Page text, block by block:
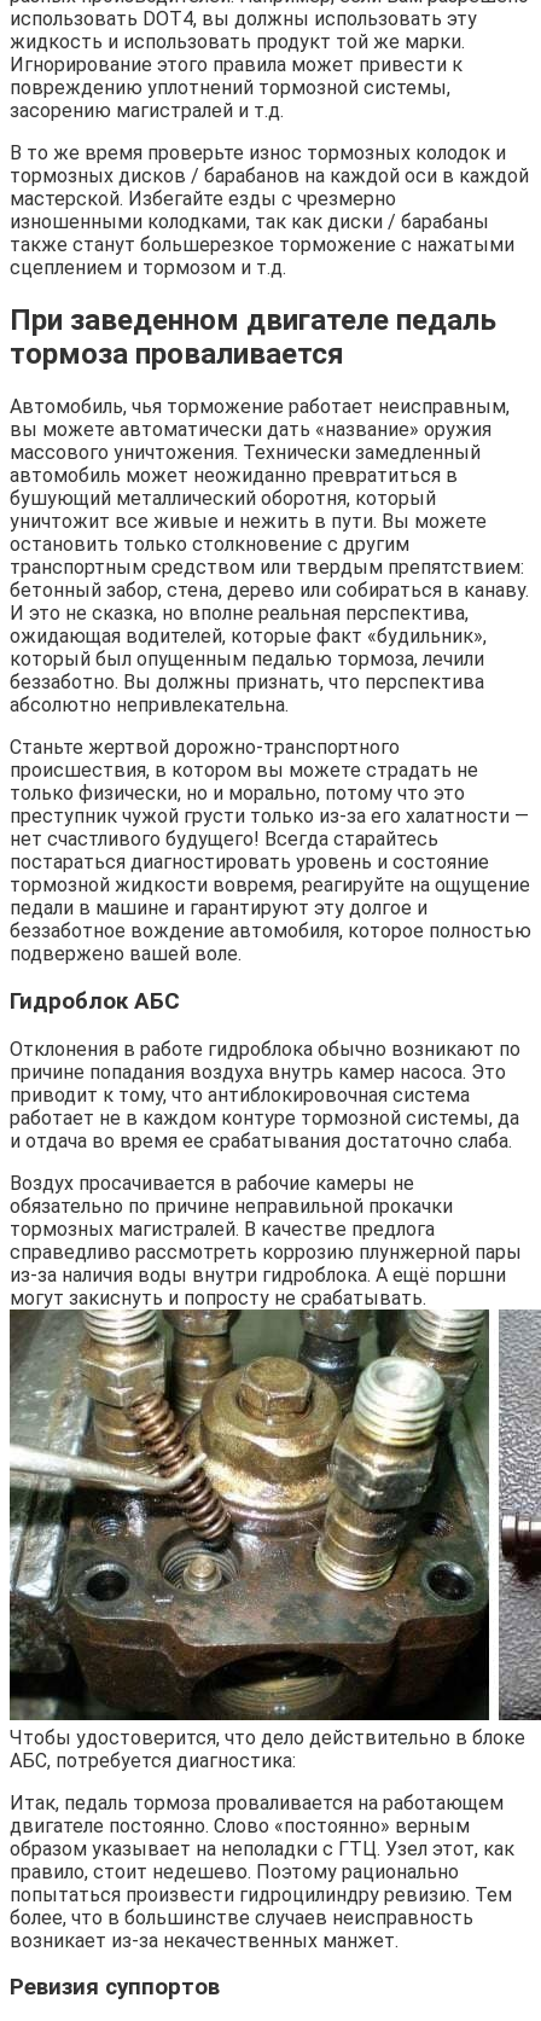
использовать DOT4, вы должны использовать эту
жидкость и использовать продукт той же марки.
Игнорирование этого правила может привести к
повреждению уплотнений тормозной системы,
засорению магистралей и т.д.
В то же время проверьте износ тормозных колодок и
тормозных дисков / барабанов на каждой оси в каждой
мастерской. Избегайте езды с чрезмерно
изношенными колодками, так как диски / барабаны
также станут большерезкое торможение с нажатыми
сцеплением и тормозом и т.д.
При заведенном двигателе педаль
тормоза проваливается
Автомобиль, чья торможение работает неисправным,
вы можете автоматически дать «название» оружия
массового уничтожения. Технически замедленный
автомобиль может неожиданно превратиться в
бушующий металлический оборотня, который
уничтожит все живые и нежить в пути. Вы можете
остановить только столкновение с другим
транспортным средством или твердым препятствием:
бетонный забор, стена, дерево или собираться в канаву.
И это не сказка, но вполне реальная перспектива,
ожидающая водителей, которые факт «будильник»,
который был опущенным педалью тормоза, лечили
беззаботно. Вы должны признать, что перспектива
абсолютно непривлекательна.
Станьте жертвой дорожно-транспортного
происшествия, в котором вы можете страдать не
только физически, но и морально, потому что это
преступник чужой грусти только из-за его халатности —
нет счастливого будущего! Всегда старайтесь
постараться диагностировать уровень и состояние
тормозной жидкости вовремя, реагируйте на ощущение
педали в машине и гарантируют эту долгое и
беззаботное вождение автомобиля, которое полностью
подвержено вашей воле.
Гидроблок АБС
Отклонения в работе гидроблока обычно возникают по
причине попадания воздуха внутрь камер насоса. Это
приводит к тому, что антиблокировочная система
работает не в каждом контуре тормозной системы, да
и отдача во время ее срабатывания достаточно слаба.
Воздух просачивается в рабочие камеры не
обязательно по причине неправильной прокачки
тормозных магистралей. В качестве предлога
справедливо рассмотреть коррозию плунжерной пары
из-за наличия воды внутри гидроблока. А ещё поршни
могут закиснуть и попросту не срабатывать.
Чтобы удостоверится, что дело действительно в блоке
АБС, потребуется диагностика:
Итак, педаль тормоза проваливается на работающем
двигателе постоянно. Слово «постоянно» верным
образом указывает на неполадки с ГТЦ. Узел этот, как
правило, стоит недешево. Поэтому рационально
попытаться произвести гидроцилиндру ревизию. Тем
более, что в большинстве случаев неисправность
возникает из-за некачественных манжет.
Ревизия суппортов